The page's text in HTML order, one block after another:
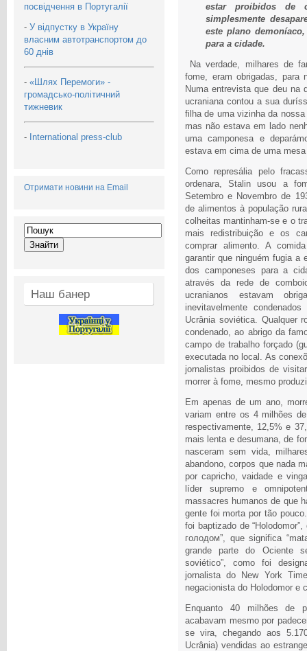
посвідчення в Португалії
- У відпустку в Україну
власним автотранспортом до
60 днів
- «Шлях Перемоги» -
громадсько-політичний
тижневик
- International press-club
Отримати новини на Email
Наш банер
estar proibidos de
simplesmente
este plano
para a cidade.
Na verdade, milhares de
fome, eram obrigadas, para
Numa entrevista que deu na
ucraniana contou a sua
filha de uma vizinha da
mas não estava em lado
uma camponesa e
estava em cima de uma
Como represália pelo
ordenara, Stalin usou a
Setembro e Novembro de
de alimentos à população
colheitas mantinham-se e o
mais redistribuição e os
comprar alimento. A
garantir que ninguém fugia a
dos camponeses para a
através da rede de
ucranianos estavam
inevitavelmente
Ucrânia soviética. Qualquer
condenado, ao abrigo da
campo de trabalho forçado
executada no local. As
jornalistas proibidos de
morrer à fome, mesmo
Em apenas de um ano,
variam entre os 4 milhões
respectivamente, 12,5% e
mais lenta e desumana, de
nasceram sem vida,
abandono, corpos que nada
por capricho, vaidade e
líder supremo e
massacres humanos de que
gente foi morta por tão
foi baptizado de
голодом”, que significa
grande parte do Ociente
soviético”, como foi
jornalista do New York
negacionista do Holodomor e
Enquanto 40 milhões de
acabavam mesmo por
se vira, chegando aos
Ucrânia) vendidas ao